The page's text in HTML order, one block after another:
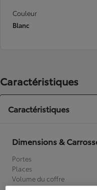
Couleur
Blanc
Caractéristiques
Caractéristiques
Dimensions &
Portes
Places
Volume du coffre